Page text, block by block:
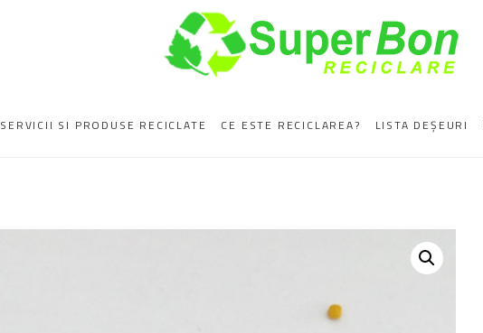
SERVICII SI PRODUSE RECICLATE CE ESTE RECICLAREA? LISTA DEȘEURI